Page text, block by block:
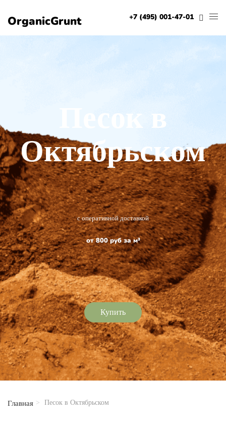
OrganicGrunt +7 (495) 001-47-01
Песок в
Октябрьском
с оперативной доставкой
от 800 руб за м³
Купить
Главная Песок в Октябрьском